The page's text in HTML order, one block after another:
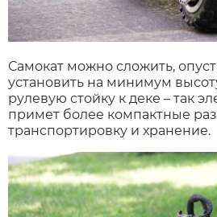
Самокат можно сложить,
установить на минимум
рулевую стойку к деке – так
примет более компактные
транспортировку и хранение.